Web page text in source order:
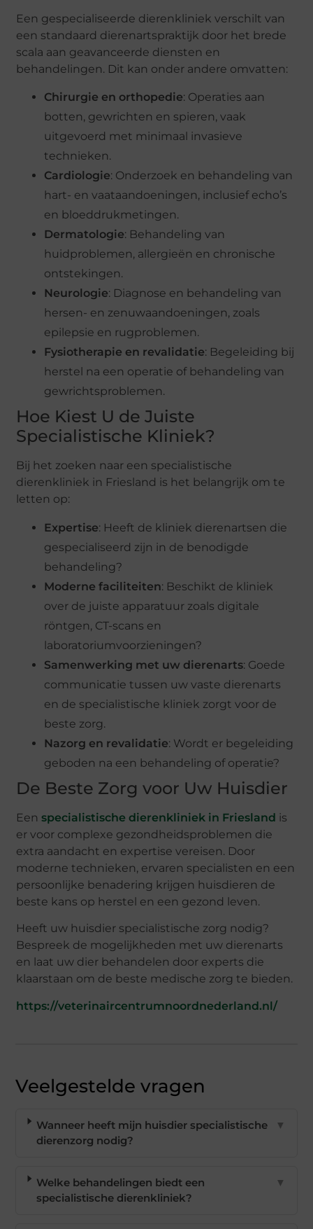
Een gespecialiseerde dierenkliniek verschilt van
een standaard dierenartspraktijk door het brede
scala aan geavanceerde diensten en
behandelingen. Dit kan onder andere omvatten:
Chirurgie en orthopedie: Operaties aan
botten, gewrichten en spieren, vaak
uitgevoerd met minimaal invasieve
technieken.
Cardiologie: Onderzoek en behandeling van
hart- en vaataandoeningen, inclusief echo’s
en bloeddrukmetingen.
Dermatologie: Behandeling van
huidproblemen, allergieën en chronische
ontstekingen.
Neurologie: Diagnose en behandeling van
hersen- en zenuwaandoeningen, zoals
epilepsie en rugproblemen.
Fysiotherapie en revalidatie: Begeleiding bij
herstel na een operatie of behandeling van
gewrichtsproblemen.
Hoe Kiest U de Juiste
Specialistische Kliniek?
Bij het zoeken naar een specialistische
dierenkliniek in Friesland is het belangrijk om te
letten op:
Expertise: Heeft de kliniek dierenartsen die
gespecialiseerd zijn in de benodigde
behandeling?
Moderne faciliteiten: Beschikt de kliniek
over de juiste apparatuur zoals digitale
röntgen, CT-scans en
laboratoriumvoorzieningen?
Samenwerking met uw dierenarts: Goede
communicatie tussen uw vaste dierenarts
en de specialistische kliniek zorgt voor de
beste zorg.
Nazorg en revalidatie: Wordt er begeleiding
geboden na een behandeling of operatie?
De Beste Zorg voor Uw Huisdier
Eenspecialistische dierenkliniek in Friesland is
er voor complexe gezondheidsproblemen die
extra aandacht en expertise vereisen. Door
moderne technieken, ervaren specialisten en een
persoonlijke benadering krijgen huisdieren de
beste kans op herstel en een gezond leven.
Heeft uw huisdier specialistische zorg nodig?
Bespreek de mogelijkheden met uw dierenarts
en laat uw dier behandelen door experts die
klaarstaan om de beste medische zorg te bieden.
https://veterinaircentrumnoordnederland.nl/
Veelgestelde vragen
Wanneer heeft mijn huisdier specialistische
dierenzorg nodig?
▼
Welke behandelingen biedt een
specialistische dierenkliniek?
▼